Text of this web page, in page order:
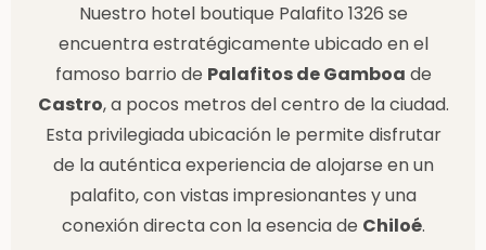
Nuestro hotel boutique Palafito 1326 se
encuentra estratégicamente ubicado en el
famoso barrio de Palafitos de Gamboa de
Castro, a pocos metros del centro de la ciudad.
Esta privilegiada ubicación le permite disfrutar
de la auténtica experiencia de alojarse en un
palafito, con vistas impresionantes y una
conexión directa con la esencia de Chiloé.